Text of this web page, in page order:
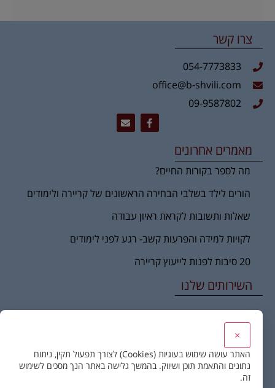
צרו קשר
054-7773833
office@b-shvili.com
09-9587802
מאמרים אחרונים
מה לספר בקורות החיים?
הורים לילד בשלבי הבחירה הראשונים של קריירה ולימודים
שאלות ותשובות לקראת ראיון עבודה
לקויות למידה והפרעות קשב- רגע לפני לימודים
20 סיבות לפנות לייעוץ קריירה
השירותים שלנו
קורס כלים בייעוץ קריירה – לאנשי מקצוע ומטפלים
×
האתר עושה שימוש בעוגיות (Cookies) לצורך תפעול תקין, ניתוח
נתונים והתאמת תוכן ושיווק. בהמשך גלישה באתר הנך מסכים לשימוש
זה.